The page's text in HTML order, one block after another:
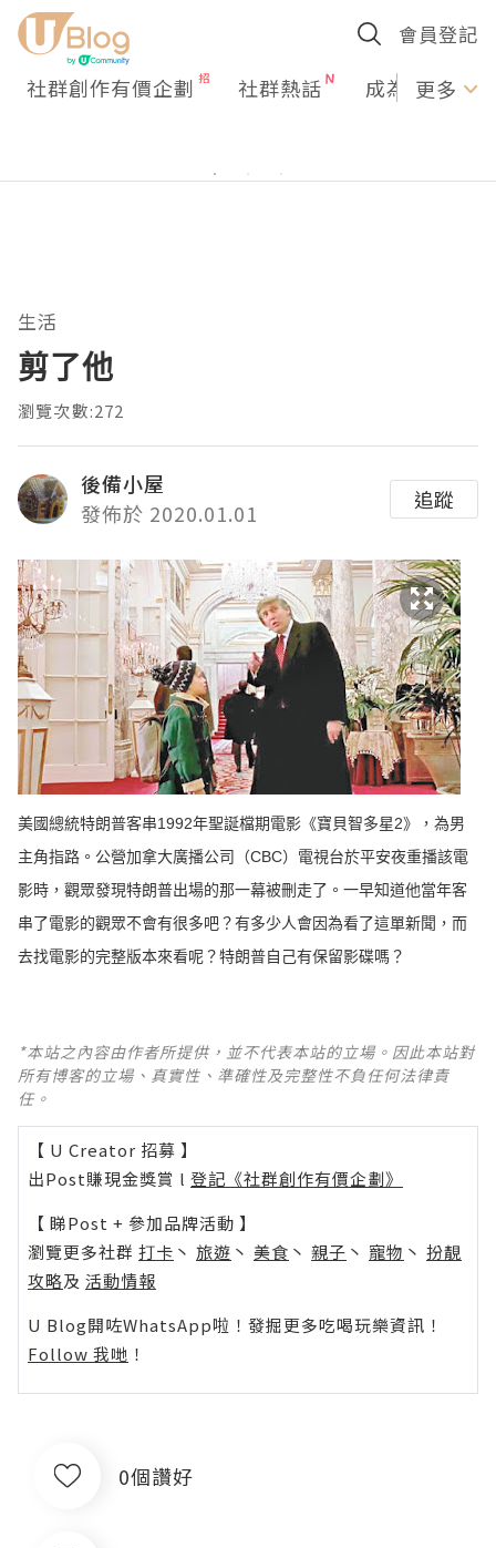
會員登記
社群創作有價企劃 社群熱話 成為U更多
生活
剪了他
瀏覽次數:272
後備小屋
發佈於 2020.01.01
追蹤
美國總統特朗普客串1992年聖誕檔期電影《寶貝智多星2》，為男
主角指路。公營加拿大廣播公司（CBC）電視台於平安夜重播該電
影時，觀眾發現特朗普出場的那一幕被刪走了。一早知道他當年客
串了電影的觀眾不會有很多吧？有多少人會因為看了這單新聞，而
去找電影的完整版本來看呢？特朗普自己有保留影碟嗎？ ​​​​
*本站之內容由作者所提供，並不代表本站的立場。因此本站對
所有博客的立場、真實性、準確性及完整性不負任何法律責
任。
【 U Creator 招募 】
出Post賺現金獎賞 l 登記《社群創作有價企劃》
【 睇Post + 參加品牌活動 】
瀏覽更多社群 打卡 丶 旅遊 丶 美食 丶 親子 丶 寵物 丶 扮靚
攻略及 活動情報
U Blog開咗WhatsApp啦！發掘更多吃喝玩樂資訊！
Follow 我哋 ！
0個讚好